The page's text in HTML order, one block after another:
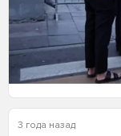
3 года назад